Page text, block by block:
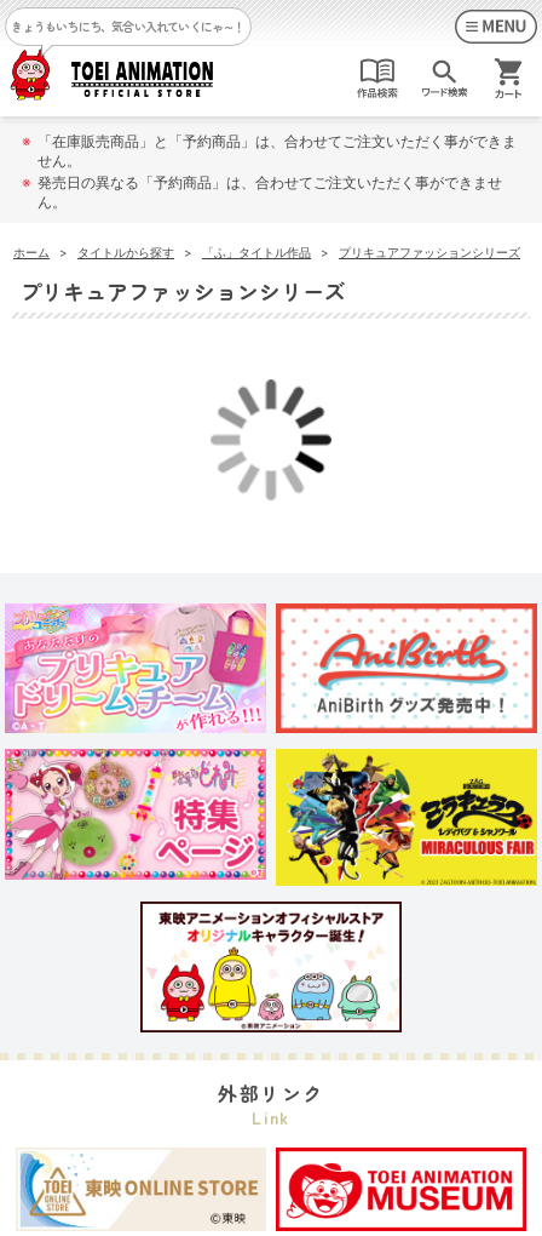
きょうもいちにち、気合い入れていくにゃ～！
※
「在庫販売商品」と「予約商品」は、合わせてご注文いただく事ができま
せん。
※ 発売日の異なる「予約商品」は、合わせてご注文いただく事ができませ
ん。
ホーム > タイトルから探す > 「ふ」タイトル作品 > プリキュアファッションシリーズ
プリキュアファッションシリーズ
外部リンク
Link